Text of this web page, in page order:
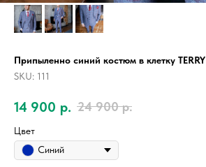
Припыленно синий костюм в клетку TERRY
SKU: 111
14 900 р. 24 900 р.
Цвет
Синий